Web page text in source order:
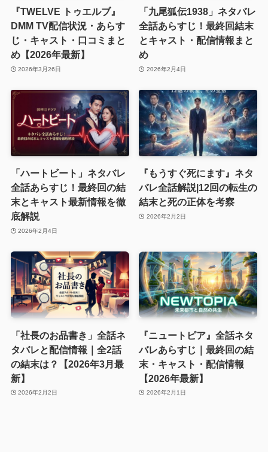
『TWELVE トゥエルブ』
DMM TV配信状況・あらす
じ・キャスト・口コミまと
め【2026年最新】
2026年3月26日
「九尾狐伝1938」ネタバレ
全話あらすじ！最終回結末
とキャスト・配信情報まと
め
2026年2月4日
「ハートビート」ネタバレ
全話あらすじ！最終回の結
末とキャスト最新情報を徹
底解説
2026年2月4日
『もうすぐ死にます』ネタ
バレ全話解説|12回の転生の
結末と死の正体を考察
2026年2月2日
「社長のお品書き」全話ネ
タバレと配信情報｜全2話
の結末は？【2026年3月最
新】
2026年2月2日
『ニュートピア』全話ネタ
バレあらすじ｜最終回の結
末・キャスト・配信情報
【2026年最新】
2026年2月1日